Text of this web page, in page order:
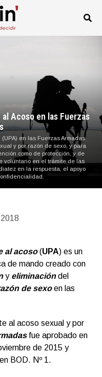
Acoso en las Fuerzas
(UPA) en las Fuerzas Armadas
y por razón de sexo, y para
como de protección, y de
voluntario en el trámite de las
en la respuesta, el apoyo
al acoso(UPA) es un
de mando creado con
y eliminacióndel
de sexoen las
al acoso sexual y por
fue aprobado en
de 2015 y
BOD. Nº 1.